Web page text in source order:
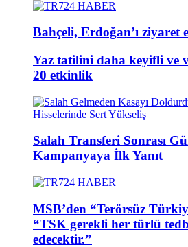
Bahçeli, Erdoğan’ı ziyaret
Yaz tatilini daha keyifli ve
20 etkinlik
Salah Transferi Sonrası
Kampanyaya İlk Yanıt
MSB’den “Terörsüz
“TSK gerekli her türlü
edecektir.”